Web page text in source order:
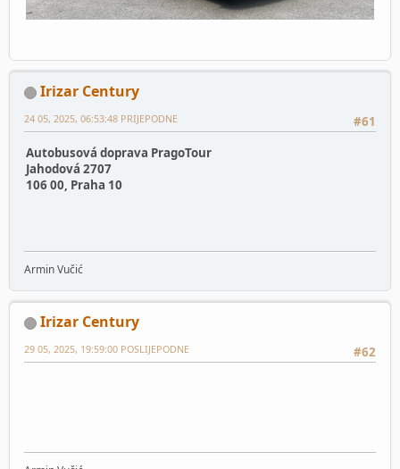
Irizar Century
#61
24 05, 2025, 06:53:48 PRIJEPODNE
Autobusová doprava PragoTour
Jahodová 2707
106 00, Praha 10
Armin Vučić
Irizar Century
#62
29 05, 2025, 19:59:00 POSLIJEPODNE